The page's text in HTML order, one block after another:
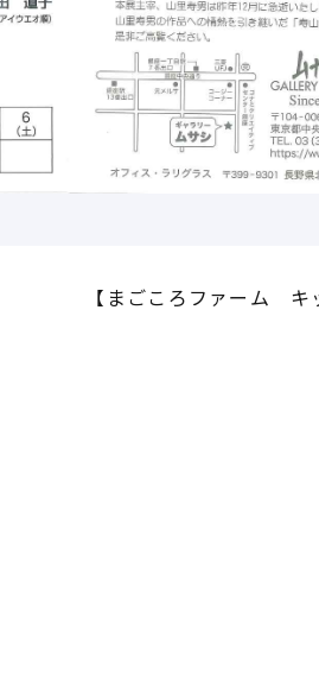
【まごころファーム キ